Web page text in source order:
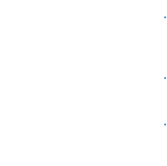
·
·
·